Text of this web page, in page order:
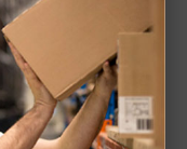
los portes y el